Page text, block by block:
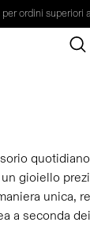
ordini superiori
gioiello
unica,
a seconda